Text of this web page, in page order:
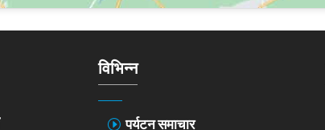
विभिन्न
पर्यटन समाचार